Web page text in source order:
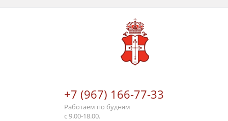
+7 (967) 166-77-33
Работаем по будням
с 9.00-18.00.